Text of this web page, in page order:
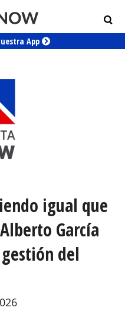
App
igual que
García
del